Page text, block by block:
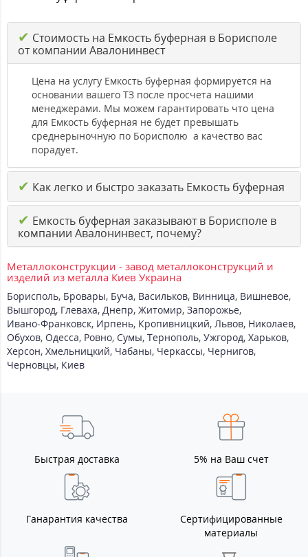
✔ Стоимость на Емкость буферная в Борисполе
от компании Авалонинвест
Цена на услугу Емкость буферная формируется на
основании вашего ТЗ после просчета нашими
менеджерами. Мы можем гарантировать что цена
для Емкость буферная не будет превышать
среднерыночную по Борисполю а качество вас
порадует.
✔ Как легко и быстро заказать Емкость буферная
✔ Емкость буферная заказывают в Борисполе в
компании Авалонинвест, почему?
Металлоконструкции - завод металлоконструкций и
изделий из металла Киев Украина
Борисполь, Бровары, Буча, Васильков, Винница, Вишневое,
Вышгород, Глеваха, Днепр, Житомир, Запорожье,
Ивано-Франковск, Ирпень, Кропивницкий, Львов, Николаев,
Обухов, Одесса, Ровно, Сумы, Тернополь, Ужгород, Харьков,
Херсон, Хмельницкий, Чабаны, Черкассы, Чернигов,
Черновцы, Киев
Быстрая доставка 5% на Ваш счет
Ганарантия качества
Сертифицированные
материалы